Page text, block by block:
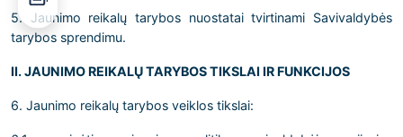
5. Jaunimo reikalų tarybos nuostatai tvirtinami Savivaldybės
tarybos sprendimu.
II. JAUNIMO REIKALŲ TARYBOS TIKSLAI IR FUNKCIJOS
6. Jaunimo reikalų tarybos veiklos tikslai: